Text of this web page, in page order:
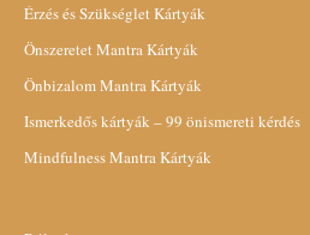
Érzés és Szükséglet Kártyák
Önszeretet Mantra Kártyák
Önbizalom Mantra Kártyák
Ismerkedős kártyák – 99 önismereti kérdés
Mindfulness Mantra Kártyák